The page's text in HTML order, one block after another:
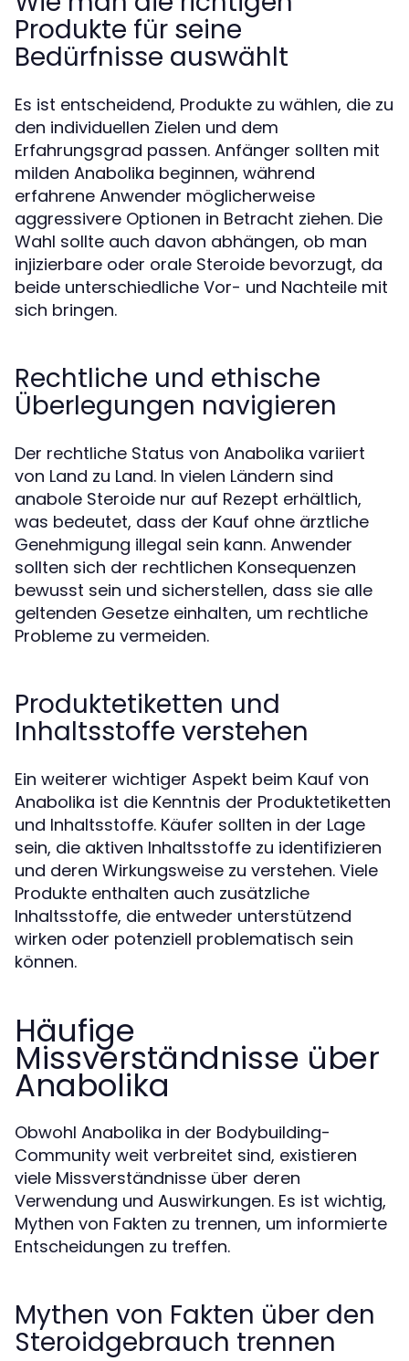
Produkte für seine
Bedürfnisse auswählt
Es ist entscheidend, Produkte zu wählen, die zu
den individuellen Zielen und dem
Erfahrungsgrad passen. Anfänger sollten mit
milden Anabolika beginnen, während
erfahrene Anwender möglicherweise
aggressivere Optionen in Betracht ziehen. Die
Wahl sollte auch davon abhängen, ob man
injizierbare oder orale Steroide bevorzugt, da
beide unterschiedliche Vor- und Nachteile mit
sich bringen.
Rechtliche und ethische
Überlegungen navigieren
Der rechtliche Status von Anabolika variiert
von Land zu Land. In vielen Ländern sind
anabole Steroide nur auf Rezept erhältlich,
was bedeutet, dass der Kauf ohne ärztliche
Genehmigung illegal sein kann. Anwender
sollten sich der rechtlichen Konsequenzen
bewusst sein und sicherstellen, dass sie alle
geltenden Gesetze einhalten, um rechtliche
Probleme zu vermeiden.
Produktetiketten und
Inhaltsstoffe verstehen
Ein weiterer wichtiger Aspekt beim Kauf von
Anabolika ist die Kenntnis der Produktetiketten
und Inhaltsstoffe. Käufer sollten in der Lage
sein, die aktiven Inhaltsstoffe zu identifizieren
und deren Wirkungsweise zu verstehen. Viele
Produkte enthalten auch zusätzliche
Inhaltsstoffe, die entweder unterstützend
wirken oder potenziell problematisch sein
können.
Häufige
Missverständnisse über
Anabolika
Obwohl Anabolika in der Bodybuilding-
Community weit verbreitet sind, existieren
viele Missverständnisse über deren
Verwendung und Auswirkungen. Es ist wichtig,
Mythen von Fakten zu trennen, um informierte
Entscheidungen zu treffen.
Mythen von Fakten über den
Steroidgebrauch trennen